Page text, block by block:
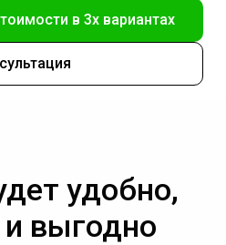
в 3х вариантах
удобно,
выгодно